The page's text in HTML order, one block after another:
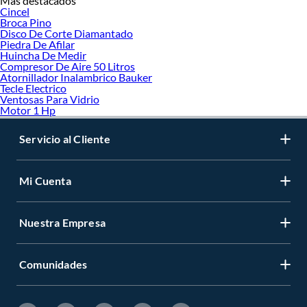
Cincel
Broca Pino
Disco De Corte Diamantado
Piedra De Afilar
Huincha De Medir
Compresor De Aire 50 Litros
Atornillador Inalambrico Bauker
Tecle Electrico
Ventosas Para Vidrio
Motor 1 Hp
Servicio al Cliente
Mi Cuenta
Nuestra Empresa
Comunidades